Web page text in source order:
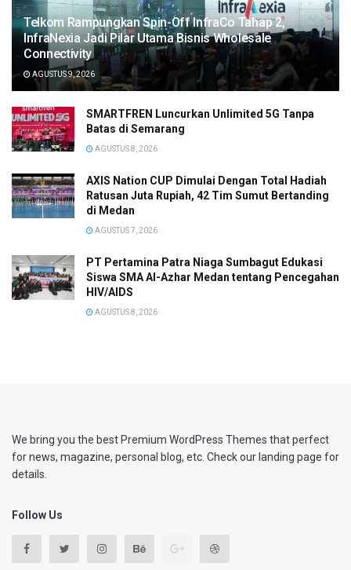
Telkom Rampungkan Spin-Off InfraCo Tahap 2,
InfraNexia Jadi Pilar Utama Bisnis Wholesale
Connectivity
AGUSTUS 9, 2026
SMARTFREN Luncurkan Unlimited 5G Tanpa
Batas di Semarang
AGUSTUS 8, 2026
AXIS Nation CUP Dimulai Dengan Total Hadiah
Ratusan Juta Rupiah, 42 Tim Sumut Bertanding
di Medan
AGUSTUS 7, 2026
PT Pertamina Patra Niaga Sumbagut Edukasi
Siswa SMA Al-Azhar Medan tentang Pencegahan
HIV/AIDS
AGUSTUS 8, 2026
We bring you the best Premium WordPress Themes that perfect
for news, magazine, personal blog, etc. Check our landing page for
details.
Follow Us